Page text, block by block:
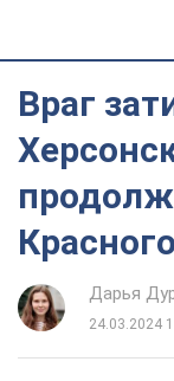
Враг
Дарья
24.03.2024